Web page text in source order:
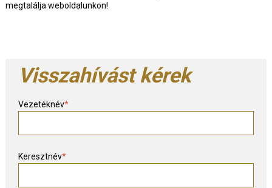
megtalálja weboldalunkon!
Visszahívást kérek
Vezetéknév*
Keresztnév*